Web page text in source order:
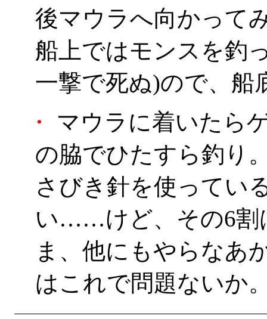
後マウラへ向かって
船上ではモンスを釣
一撃で死ぬ)ので、船
・
マウラに着いたら
の脇でひたすら釣り
さびき針を使ってい
い……けど、その6割
ま、他にもやらなあ
はこれで問題ないか